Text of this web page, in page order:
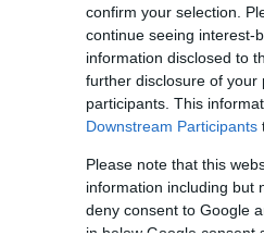
confirm your selection.
continue seeing interest-
information disclosed to
further disclosure of your
participants. This
Downstream Participants
Please note that this
information including but
deny consent to Google
in below Google consent